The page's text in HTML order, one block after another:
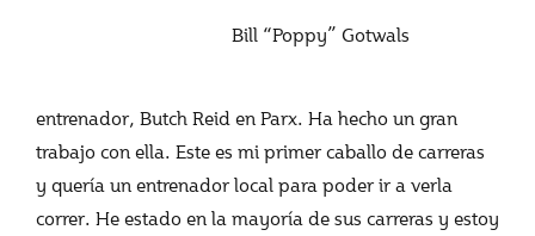
Bill “Poppy” Gotwals
entrenador, Butch Reid en Parx. Ha hecho un gran
trabajo con ella. Este es mi primer caballo de carreras
y quería un entrenador local para poder ir a verla
correr. He estado en la mayoría de sus carreras y estoy